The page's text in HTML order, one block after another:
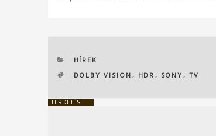
KATEGÓRIÁK
HÍREK
CÍMKÉK
DOLBY VISION , HDR , SONY , TV
HIRDETÉS